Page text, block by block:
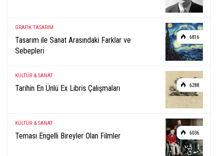
6816
GRAFİK TASARIM
Tasarım ile Sanat Arasındaki Farklar ve
Sebepleri
6288
KÜLTÜR & SANAT
Tarihin En Ünlü Ex Libris Çalışmaları
6036
KÜLTÜR & SANAT
Teması Engelli Bireyler Olan Filmler